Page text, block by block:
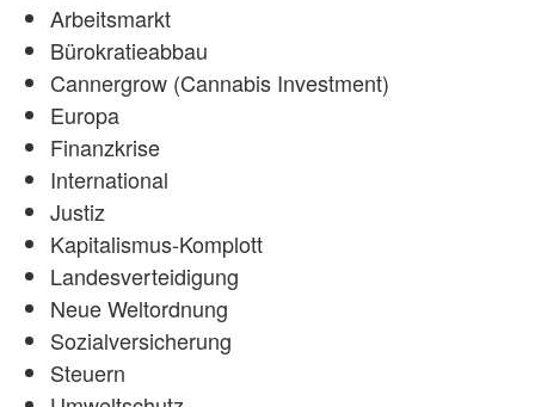
Arbeitsmarkt
Bürokratieabbau
Cannergrow (Cannabis Investment)
Europa
Finanzkrise
International
Justiz
Kapitalismus-Komplott
Landesverteidigung
Neue Weltordnung
Sozialversicherung
Steuern